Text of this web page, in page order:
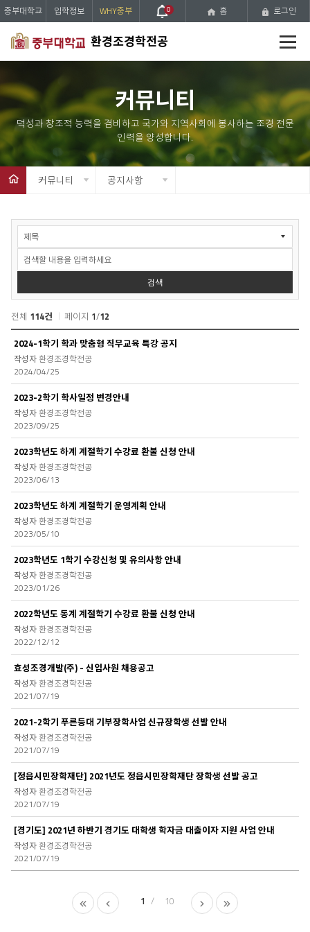
환경조경학전공
메
중부대학교 입학정보 WHY중부 0 홈 로그인
커뮤니티
커뮤니티 공지사항
공
항
색
검색
전체 114건 페이지 1/12
지
사
항
목
록
2024-1학기 학과 맞춤형 직무교육 특강 공지
환경조경학전공
2024/04/25
2023-2학기 학사일정 변경안내
환경조경학전공
2023/09/25
2023학년도 하계 계절학기 수강료 환불 신청 안내
환경조경학전공
2023/06/13
2023학년도 하계 계절학기 운영계획 안내
환경조경학전공
2023/05/10
2023학년도 1학기 수강신청 및 유의사항 안내
환경조경학전공
2023/01/26
2022학년도 동계 계절학기 수강료 환불 신청 안내
환경조경학전공
2022/12/12
효성조경개발(주) - 신입사원 채용공고
환경조경학전공
2021/07/19
2021-2학기 푸른등대 기부장학사업 신규장학생 선발 안내
환경조경학전공
2021/07/19
[정읍시민장학재단] 2021년도 정읍시민장학재단 장학생 선발 공고
환경조경학전공
2021/07/19
[경기도] 2021년 하반기 경기도 대학생 학자금 대출이자 지원 사업 안내
환경조경학전공
2021/07/19
1 10